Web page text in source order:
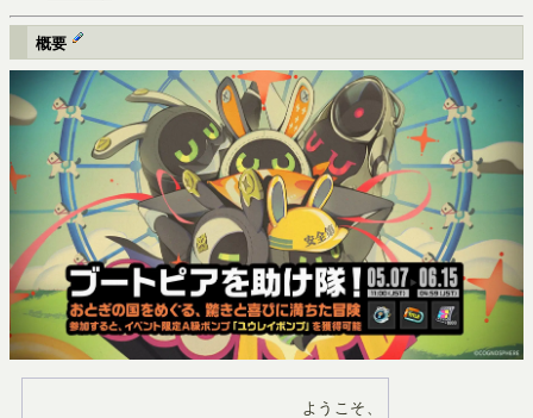
概要
ようこそ、